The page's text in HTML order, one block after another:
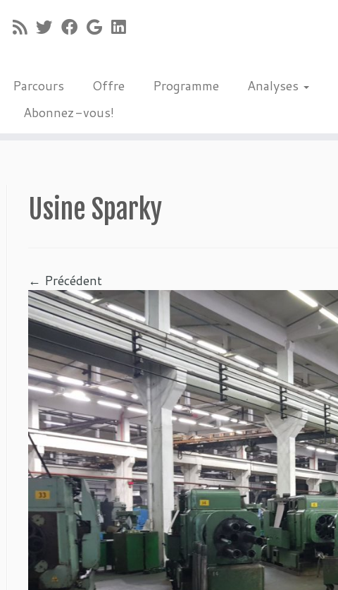
Parcours Offre Programme Analyses
Abonnez-vous!
Usine Sparky
← Précédent